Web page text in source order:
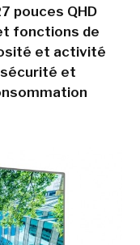
pouces QHD
fonctions de
et activité
et